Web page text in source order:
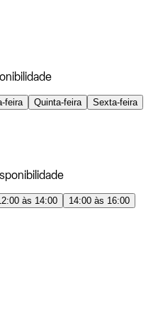
feira Quinta-feira
Sexta-feira
às 14:00
14:00 às 16:00